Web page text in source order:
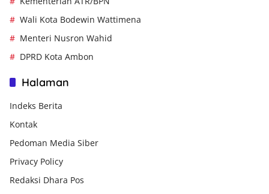
Wali Kota Bodewin Wattimena
Menteri Nusron Wahid
DPRD Kota Ambon
Halaman
Indeks Berita
Kontak
Pedoman Media Siber
Privacy Policy
Redaksi Dhara Pos